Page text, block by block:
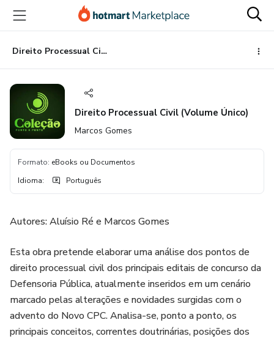
para
conteúdo
principal
para
pagamento
para
rodapé
Direito Processual Civil (Volume Único)
Direito Processual Civil (Volume Único)
Marcos Gomes
Formato: eBooks ou Documentos
Idioma: Português
Autores: Aluísio Ré e Marcos Gomes
Esta obra pretende elaborar uma análise dos pontos de
direito processual civil dos principais editais de concurso da
Defensoria Pública, atualmente inseridos em um cenário
marcado pelas alterações e novidades surgidas com o
advento do Novo CPC. Analisa-se, ponto a ponto, os
principais conceitos, correntes doutrinárias, posições dos